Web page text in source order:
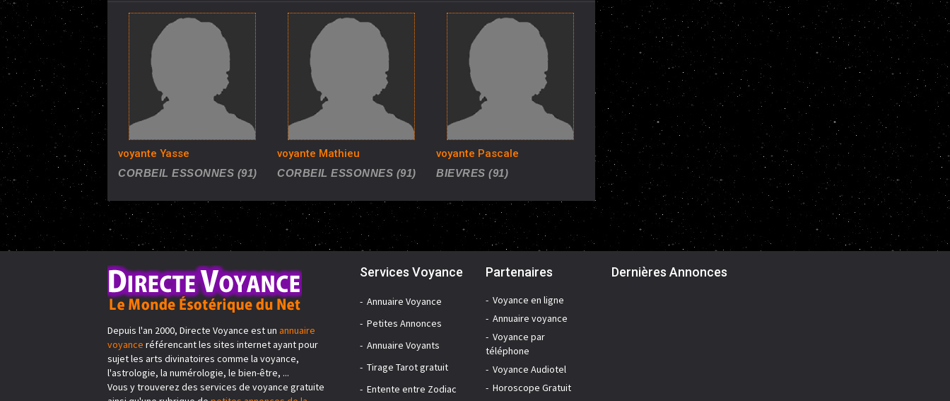
voyante Yasse
CORBEIL ESSONNES (91)
voyante Mathieu
CORBEIL ESSONNES (91)
voyante Pascale
BIEVRES (91)
Depuis l'an 2000, Directe Voyance est un annuaire
voyance référencant les sites internet ayant pour
sujet les arts divinatoires comme la voyance,
l'astrologie, la numérologie, le bien-être, ...
Vous y trouverez des services de voyance gratuite
Services Voyance
Annuaire Voyance
Petites Annonces
Annuaire Voyants
Tirage Tarot gratuit
Entente entre Zodiac
Partenaires
Voyance en ligne
Annuaire voyance
Voyance par
téléphone
Voyance Audiotel
Horoscope Gratuit
Dernières Annonces